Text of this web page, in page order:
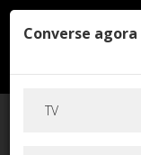
Converse agora